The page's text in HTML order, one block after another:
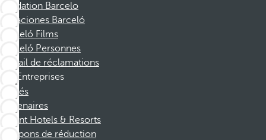
Fondation Barcelo
Vacaciones Barceló
Barceló Films
Barceló Personnes
Portail de réclamations
Entreprises
Affiliés
Partenaires
Dorint Hotels & Resorts
Coupons de réduction